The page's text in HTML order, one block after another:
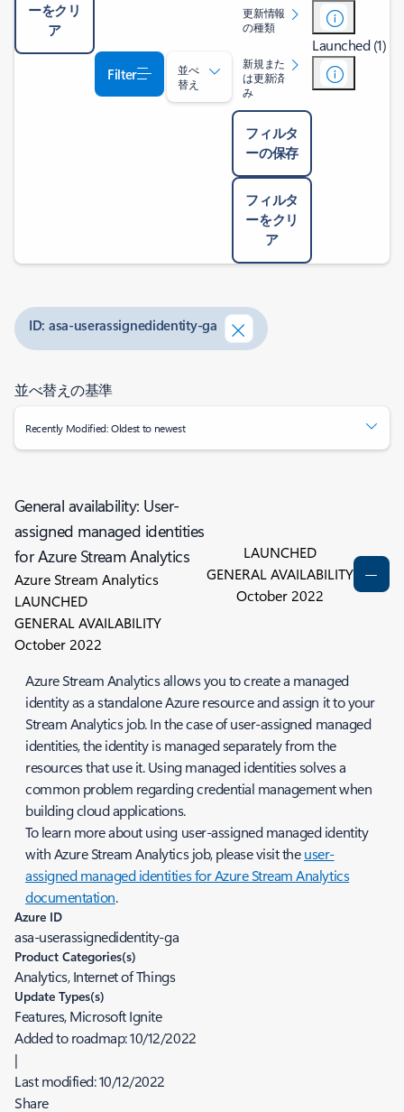
ーをクリ
ア
Filter
並べ
替え
更新情報
の種類
新規また
は更新済
み
フィルタ
ーの保存
フィルタ
ーをクリ
ア
Launched (1)
ID: asa-userassignedidentity-ga
並べ替えの基準
Recently Modified: Oldest to newest
General availability: User-
assigned managed identities
for Azure Stream Analytics
Azure Stream Analytics
LAUNCHED
GENERAL AVAILABILITY
October 2022
LAUNCHED
GENERAL AVAILABILITY
October 2022
Azure Stream Analytics allows you to create a managed
identity as a standalone Azure resource and assign it to your
Stream Analytics job. In the case of user-assigned managed
identities, the identity is managed separately from the
resources that use it. Using managed identities solves a
common problem regarding credential management when
building cloud applications.
To learn more about using user-assigned managed identity
with Azure Stream Analytics job, please visit theuser-
assigned managed identities for Azure Stream Analytics
documentation.
Azure ID
asa-userassignedidentity-ga
Product Categories(s)
Analytics, Internet of Things
Update Types(s)
Features, Microsoft Ignite
Added to roadmap:10/12/2022
|
Last modified:10/12/2022
Share